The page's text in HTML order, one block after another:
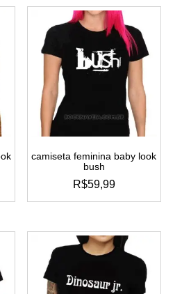
camiseta feminina baby look
bush
R$59,99
este
tem
várias
variantes.
opções